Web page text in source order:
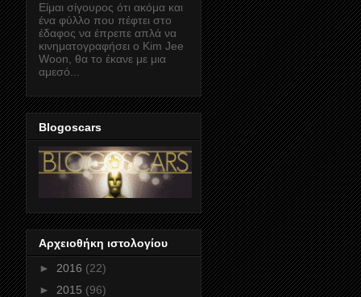
Είμαι σίγουρος ότι ακόμα και
ένα φύλλο που πέφτει στο
έδαφος να έπρεπε απλά να
κινηματογραφήσει ο Kim Jee
Woon, θα το έκανε με μια
αμεσό...
Blogoscars
Αρχειοθήκη ιστολογίου
► 2016 (22)
► 2015 (96)